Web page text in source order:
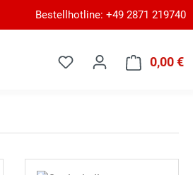
Bestellhotline: +49 2871 219740
0,00 €